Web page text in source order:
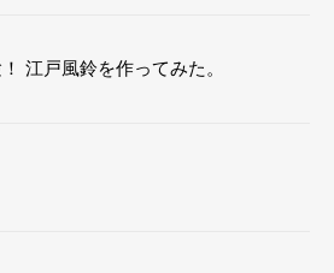
江戸風鈴を作ってみた。